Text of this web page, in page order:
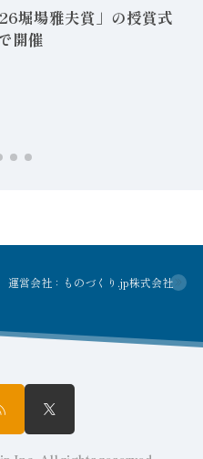
堀場雅夫賞」の授賞式
開催
運営会社：ものづくり.jp株式会社